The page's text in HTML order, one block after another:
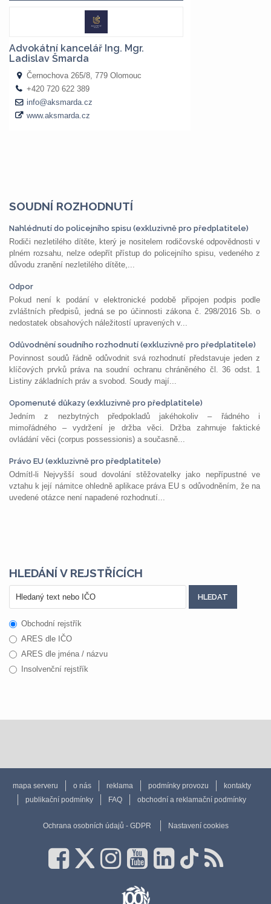
SOUDNÍ ROZHODNUTÍ
Nahlédnutí do policejního spisu (exkluzivně pro předplatitele)
Rodiči nezletilého dítěte, který je nositelem rodičovské odpovědnosti v
plném rozsahu, nelze odepřít přístup do policejního spisu, vedeného z
důvodu zranění nezletilého dítěte,...
Odpor
Pokud není k podání v elektronické podobě připojen podpis podle
zvláštních předpisů, jedná se po účinnosti zákona č. 298/2016 Sb. o
nedostatek obsahových náležitostí upravených v...
Odůvodnění soudního rozhodnutí (exkluzivně pro předplatitele)
Povinnost soudů řádně odůvodnit svá rozhodnutí představuje jeden z
klíčových prvků práva na soudní ochranu chráněného čl. 36 odst. 1
Listiny základních práv a svobod. Soudy mají...
Opomenuté důkazy (exkluzivně pro předplatitele)
Jedním z nezbytných předpokladů jakéhokoliv – řádného i
mimořádného – vydržení je držba věci. Držba zahrnuje faktické
ovládání věci (corpus possessionis) a současně...
Právo EU (exkluzivně pro předplatitele)
Odmítl-li Nejvyšší soud dovolání stěžovatelky jako nepřípustné ve
vztahu k její námitce ohledně aplikace práva EU s odůvodněním, že na
uvedené otázce není napadené rozhodnutí...
HLEDÁNÍ V REJSTŘÍCÍCH
Obchodní rejstřík
ARES dle IČO
ARES dle jména / názvu
Insolvenční rejstřík
mapa serveru o nás reklama podmínky provozu
kontakty
publikační podmínky
FAQ obchodní a reklamační podmínky
Ochrana osobních údajů - GDPR Nastavení cookies